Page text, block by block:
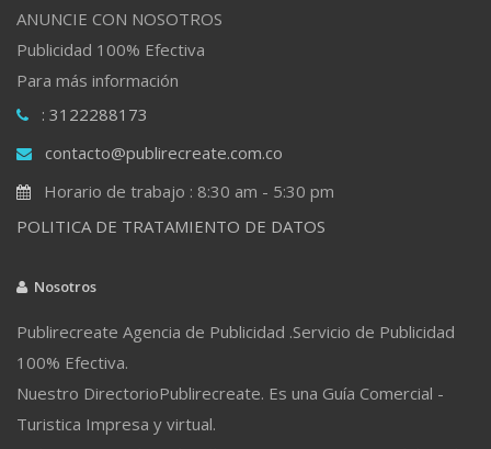
ANUNCIE CON NOSOTROS
Publicidad 100% Efectiva
Para más información
: 3122288173
contacto@publirecreate.com.co
Horario de trabajo : 8:30 am - 5:30 pm
POLITICA DE TRATAMIENTO DE DATOS
Nosotros
Publirecreate Agencia de Publicidad .Servicio de Publicidad
100% Efectiva.
Nuestro DirectorioPublirecreate. Es una Guía Comercial -
Turistica Impresa y virtual.